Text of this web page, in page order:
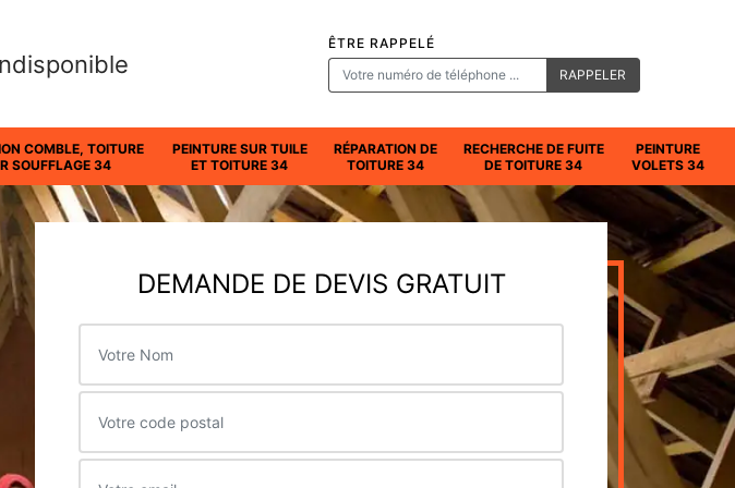
ÊTRE RAPPELÉ
COMBLE, TOITURE
SOUFFLAGE 34
PEINTURE SUR TUILE
ET TOITURE 34
RÉPARATION DE
TOITURE 34
RECHERCHE DE FUITE
DE TOITURE 34
PEINTURE
VOLETS 34
DEMANDE DE DEVIS GRATUIT